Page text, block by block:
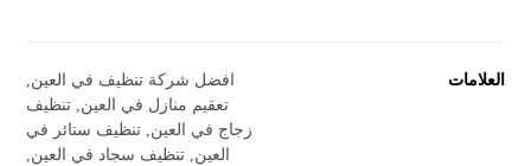
العلامات افضل شركة تنظيف في العين,
تعقيم منازل في العين, تنظيف
زجاج في العين, تنظيف ستائر في
العين, تنظيف سجاد في العين,